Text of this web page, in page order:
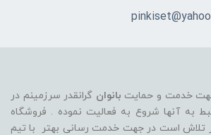
خدمت و حمایت بانوان گرانقدر سرزمینم در
به آنها شروع به فعالیت نموده . فروشگاه
تلاش است در جهت خدمت رسانی بهتر با تیم